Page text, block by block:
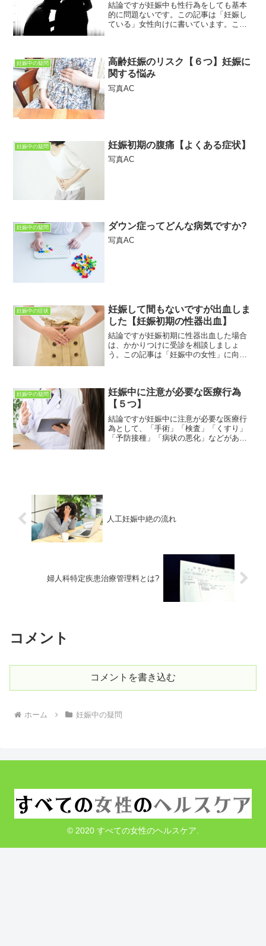
結論ですが妊娠中も性行為をしても基本
的に問題ないです。この記事は「妊娠し
ている」女性向けに書いています。この
です。しかし、あまり人...
妊娠中の疑問
高齢妊娠のリスク【６つ】妊娠に
関する悩み
写真AC
妊娠中の疑問 妊娠初期の腹痛【よくある症状】
写真AC
妊娠中の疑問 ダウン症ってどんな病気ですか?
写真AC
妊娠中の症状
妊娠して間もないですが出血しま
した【妊娠初期の性器出血】
結論ですが妊娠初期に性器出血した場合
は、かかりつけに受診を相談しましょ
う。この記事は「妊娠中の女性」に向け
むことで「性器出血」につい...
妊娠中の疑問
妊娠中に注意が必要な医療行為
【５つ】
結論ですが妊娠中に注意が必要な医療行
為として、「手術」「検査」「くすり」
「予防接種」「病状の悪化」などがあり
人工妊娠中絶の流れ
婦人科特定疾患治療管理料とは?
コメント
コメントを書き込む
ホーム 妊娠中の疑問
© 2020 すべての女性のヘルスケア.